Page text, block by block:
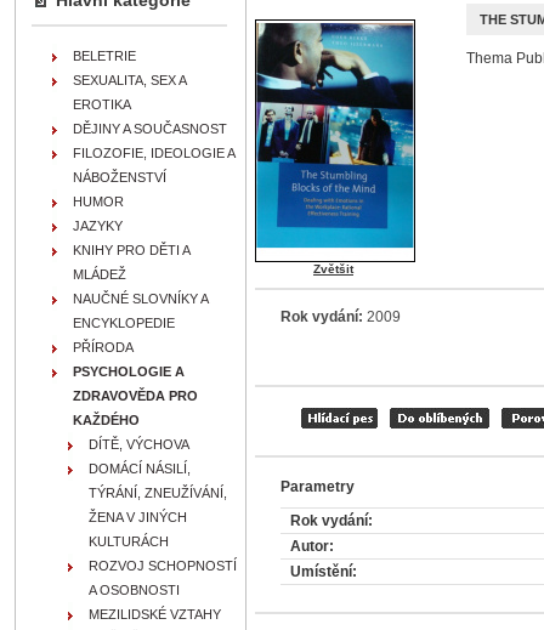
Zvětšit
THE
Thema
Rok vydání: 2009
Parametry
Rok vydání:
Autor:
Umístění:
BELETRIE
SEXUALITA, SEX A
EROTIKA
DĚJINY A SOUČASNOST
FILOZOFIE, IDEOLOGIE A
NÁBOŽENSTVÍ
HUMOR
JAZYKY
KNIHY PRO DĚTI A
MLÁDEŽ
NAUČNÉ SLOVNÍKY A
ENCYKLOPEDIE
PŘÍRODA
PSYCHOLOGIE A
ZDRAVOVĚDA PRO
KAŽDÉHO
DÍTĚ, VÝCHOVA
DOMÁCÍ NÁSILÍ,
TÝRÁNÍ, ZNEUŽÍVÁNÍ,
ŽENA V JINÝCH
KULTURÁCH
ROZVOJ SCHOPNOSTÍ
A OSOBNOSTI
MEZILIDSKÉ VZTAHY